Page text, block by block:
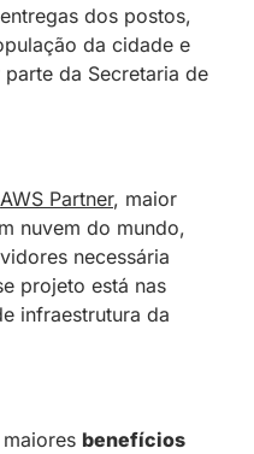
dos postos,
da cidade e
da Secretaria de
AWS Partner, maior
nuvem do mundo,
necessária
projeto está nas
infraestrutura da
benefícios